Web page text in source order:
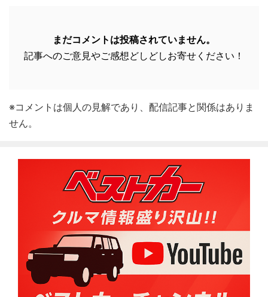
まだコメントは投稿されていません。
記事へのご意見やご感想どしどしお寄せください！
※コメントは個人の見解であり、配信記事と関係はありま
せん。